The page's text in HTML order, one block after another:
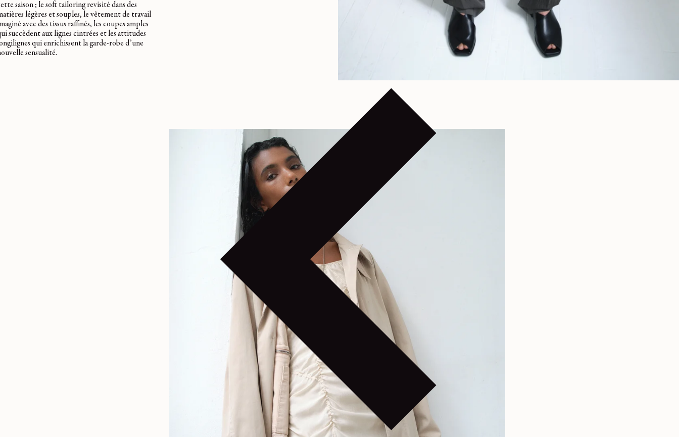
saison ; le soft tailoring revisité dans des
légères et souples, le vêtement de travail
avec des tissus raffinés, les coupes amples
succèdent aux lignes cintrées et les attitudes
qui enrichissent la garde-robe d’une
sensualité.